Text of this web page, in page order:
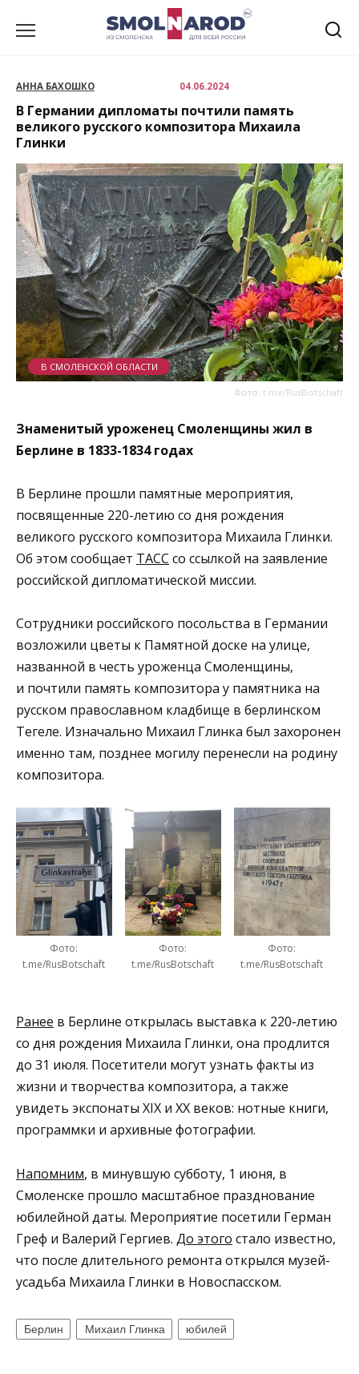
АННА БАХОШКО 04.06.2024
В Германии дипломаты почтили память
великого русского композитора Михаила
Глинки
Фото: t.me/RusBotschaft
В СМОЛЕНСКОЙ ОБЛАСТИ
Знаменитый уроженец Смоленщины жил в
Берлине в 1833-1834 годах
В Берлине прошли памятные мероприятия,
посвященные 220-летию со дня рождения
великого русского композитора Михаила Глинки.
Об этом сообщает ТАСС со ссылкой на заявление
российской дипломатической миссии.
Сотрудники российского посольства в Германии
возложили цветы к Памятной доске на улице,
названной в честь уроженца Смоленщины,
и почтили память композитора у памятника на
русском православном кладбище в берлинском
Тегеле. Изначально Михаил Глинка был захоронен
именно там, позднее могилу перенесли на родину
композитора.
Фото:
t.me/RusBotschaft
Фото:
t.me/RusBotschaft
Фото:
t.me/RusBotschaft
Ранее в Берлине открылась выставка к 220-летию
со дня рождения Михаила Глинки, она продлится
до 31 июля. Посетители могут узнать факты из
жизни и творчества композитора, а также
увидеть экспонаты XIX и XX веков: нотные книги,
программки и архивные фотографии.
Напомним, в минувшую субботу, 1 июня, в
Смоленске прошло масштабное празднование
юбилейной даты. Мероприятие посетили Герман
Греф и Валерий Гергиев. До этого стало известно,
что после длительного ремонта открылся музей-
усадьба Михаила Глинки в Новоспасском.
Берлин Михаил Глинка юбилей